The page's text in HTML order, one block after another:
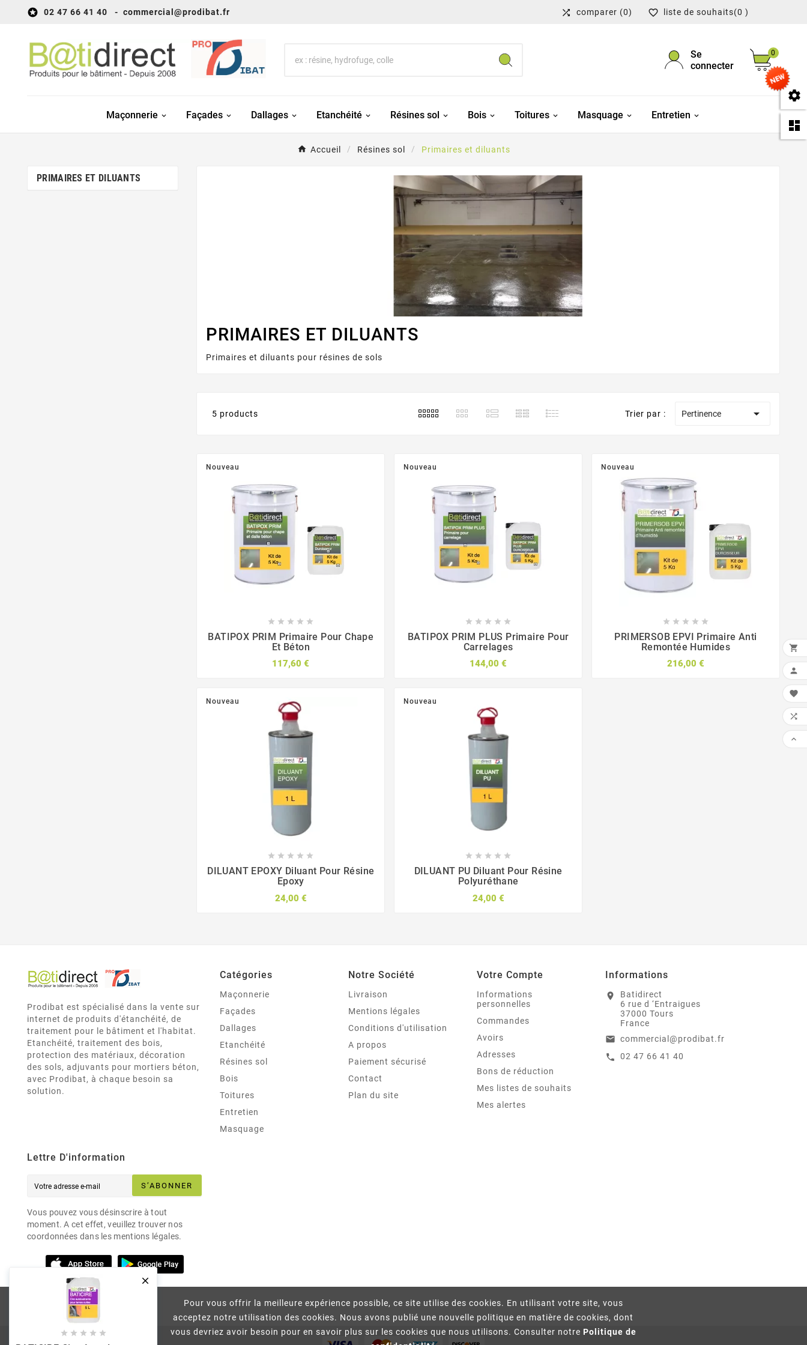


Pour vous offrir la meilleure expérience possible, ce site utilise des cookies. En utilisant votre site, vous
acceptez notre utilisation des cookies. Nous avons publié une nouvelle politique en matière de cookies, dont
vous devriez avoir besoin pour en savoir plus sur les cookies que nous utilisons. Consulter notre Politique de

    
 02 47 66 41 40 - commercial@prodibat.fr  comparer (0)  liste de souhaits(0 )
Se
connecter
0
Maçonnerie Façades Dallages Etanchéité Résines sol Bois Toitures Masquage Entretien
Accueil Résines sol Primaires et diluants
PRIMAIRES ET DILUANTS
PRIMAIRES ET DILUANTS
Primaires et diluants pour résines de sols
5 products Trier par : Pertinence 
Nouveau
    
BATIPOX PRIM Primaire Pour Chape
Et Béton
117,60 €
Nouveau
    
BATIPOX PRIM PLUS Primaire Pour
Carrelages
144,00 €
Nouveau
    
PRIMERSOB EPVI Primaire Anti
Remontée Humides
216,00 €
Nouveau
    
DILUANT EPOXY Diluant Pour Résine
Epoxy
24,00 €
Nouveau
    
DILUANT PU Diluant Pour Résine
Polyuréthane
24,00 €
Prodibat est spécialisé dans la vente sur
internet de produits d'étanchéité, de
traitement pour le bâtiment et l'habitat.
Etanchéité, traitement des bois,
protection des matériaux, décoration
des sols, adjuvants pour mortiers béton,
avec Prodibat, à chaque besoin sa
solution.
Catégories
Maçonnerie
Façades
Dallages
Etanchéité
Résines sol
Bois
Toitures
Entretien
Masquage
Notre Société
Livraison
Mentions légales
Conditions d'utilisation
A propos
Paiement sécurisé
Contact
Plan du site
Votre Compte
Informations
personnelles
Commandes
Avoirs
Adresses
Bons de réduction
Mes listes de souhaits
Mes alertes
Informations
location_on
Batidirect
6 rue d ‘Entraigues
37000 Tours
France
email commercial@prodibat.fr
call 02 47 66 41 40
Lettre D'information
S’ABONNER
Vous pouvez vous désinscrire à tout
moment. A cet effet, veuillez trouver nos
coordonnées dans les mentions légales.




